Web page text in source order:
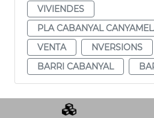
VIVIENDES
PLA CABANYAL
VENTA
NVERSIONS
BARRI CABANYAL